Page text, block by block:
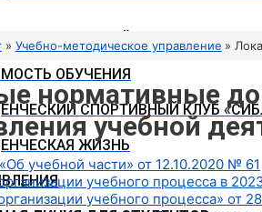
ЗАНЯТИЙ
ОБУЧЕНИЯ
СПОРТИВНЫЙ КЛУБ
ЖИЗНЬ
Учебно-методическое управление
нормативные
учебной
учебной части» от 12.10.2020 № 61
учебного процесса в
учебного процесса» от